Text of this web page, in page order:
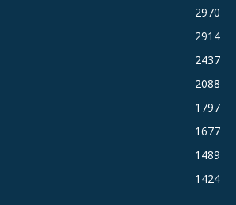
2970
2914
2437
2088
1797
1677
1489
1424